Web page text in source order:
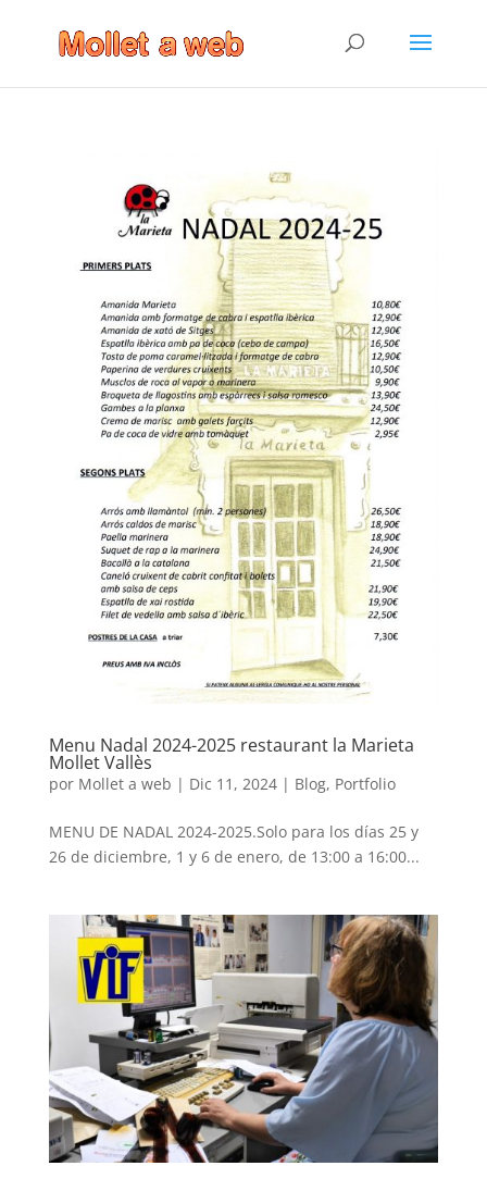
Menu Nadal 2024-2025 restaurant la Marieta
Mollet Vallès
por Mollet a web | Dic 11, 2024| Blog, Portfolio
MENU DE NADAL 2024-2025.Solo para los días 25 y
26 de diciembre, 1 y 6 de enero, de 13:00 a 16:00...